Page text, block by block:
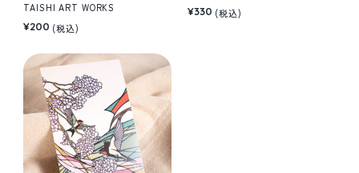
TAISHI ART WORKS
¥200 (税込)
¥330 (税込)